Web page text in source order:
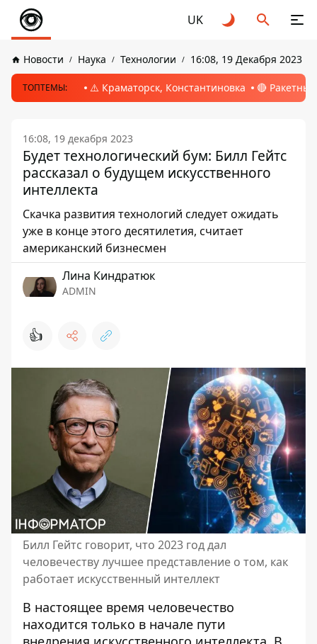
UK
Новости Наука Технологии 16:08, 19 Декабря 2023
ТОПТЕМЫ: ⚠️ Краматорск, Константиновка 🔴
16:08, 19 декабря 2023
Будет технологический бум: Билл Гейтс
рассказал о будущем искусственного
интеллекта
Скачка развития технологий следует ожидать
уже в конце этого десятилетия, считает
американский бизнесмен
Лина Киндратюк
ADMIN
👍
Билл Гейтс говорит, что 2023 год дал
человечеству лучшее представление о том, как
работает искусственный интеллект
В настоящее время человечество
находится только в начале пути